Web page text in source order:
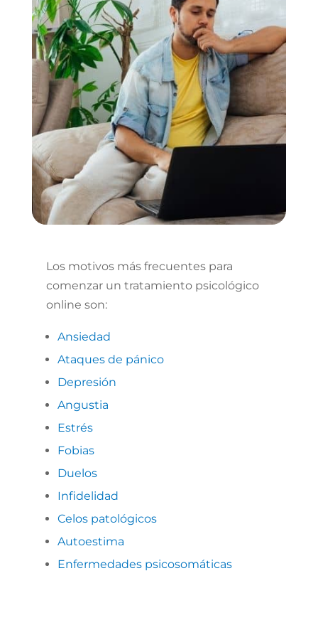
Los motivos más frecuentes para
comenzar un tratamiento psicológico
online son:
Ansiedad
Ataques de pánico
Depresión
Angustia
Estrés
Fobias
Duelos
Infidelidad
Celos patológicos
Autoestima
Enfermedades psicosomáticas